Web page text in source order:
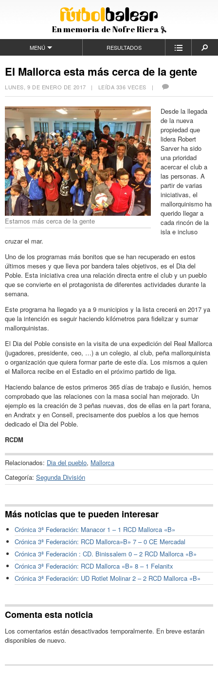
En memoria de Nofre Riera
MENÚ RESULTADOS
El Mallorca esta más cerca de la gente
LUNES, 9 DE ENERO DE 2017 | LEÍDA 336 VECES |
Estamos más cerca de la gente
Desde la llegada
de la nueva
propiedad que
lidera Robert
Sarver ha sido
una prioridad
acercar el club a
las personas. A
partir de varias
iniciativas, el
mallorquinismo ha
querido llegar a
cada rincón de la
isla e incluso
cruzar el mar.
Uno de los programas más bonitos que se han recuperado en estos
últimos meses y que lleva por bandera tales objetivos, es el Dia del
Poble. Esta iniciativa crea una relación directa entre el club y un pueblo
que se convierte en el protagonista de diferentes actividades durante la
semana.
Este programa ha llegado ya a 9 municipios y la lista crecerá en 2017 ya
que la intención es seguir haciendo kilómetros para fidelizar y sumar
mallorquinistas.
El Dia del Poble consiste en la visita de una expedición del Real Mallorca
(jugadores, presidente, ceo, …) a un colegio, al club, peña mallorquinista
o organización que quiera formar parte de este día. Los mismos a quien
el Mallorca recibe en el Estadio en el próximo partido de liga.
Haciendo balance de estos primeros 365 días de trabajo e ilusión, hemos
comprobado que las relaciones con la masa social han mejorado. Un
ejemplo es la creación de 3 peñas nuevas, dos de ellas en la part forana,
en Andratx y en Consell, precisamente dos pueblos a los que hemos
dedicado el Dia del Poble.
RCDM
Relacionados: Dia del pueblo, Mallorca
Categoría: Segunda División
Más noticias que te pueden interesar
Crónica 3ª Federación: Manacor 1 – 1 RCD Mallorca «B»
Crónica 3ª Federación: RCD Mallorca»B» 7 – 0 CE Mercadal
Crónica 3ª Federación : CD. Binissalem 0 – 2 RCD Mallorca «B»
Crónica 3ª Federación: RCD Mallorca «B» 8 – 1 Felanitx
Crónica 3ª Federación: UD Rotlet Molinar 2 – 2 RCD Mallorca «B»
Comenta esta noticia
Los comentarios están desactivados temporalmente. En breve estarán
disponibles de nuevo.